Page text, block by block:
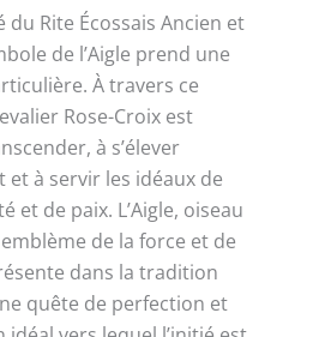
du Rite Écossais Ancien et
de l’Aigle prend une
À travers ce
Rose-Croix est
à s’élever
à servir les idéaux de
et de paix. L’Aigle, oiseau
de la force et de
dans la tradition
quête de perfection et